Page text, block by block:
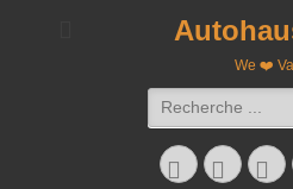
We ❤️
Rechercher :
Facebook
E-